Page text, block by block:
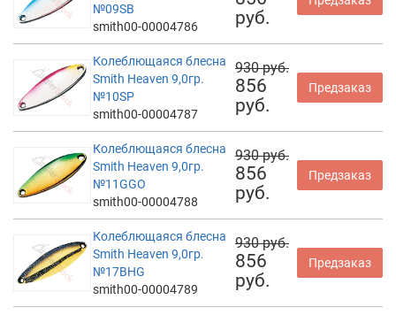
№09SB
smith00-00004786
руб.
Колеблющаяся блесна
Smith Heaven 9,0гр.
№10SP
smith00-00004787
930 руб.
856
руб.
Предзаказ
Колеблющаяся блесна
Smith Heaven 9,0гр.
№11GGO
smith00-00004788
930 руб.
856
руб.
Предзаказ
Колеблющаяся блесна
Smith Heaven 9,0гр.
№17BHG
smith00-00004789
930 руб.
856
руб.
Предзаказ